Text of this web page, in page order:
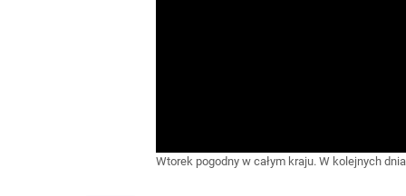
Wtorek pogodny w całym kraju. W kolejnych